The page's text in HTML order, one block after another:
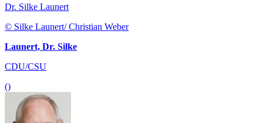
Dr. Silke Launert
© Silke Launert/ Christian Weber
Launert, Dr. Silke
CDU/CSU
()